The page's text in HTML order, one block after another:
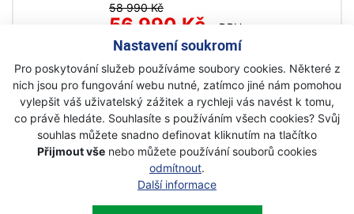
Nastavení soukromí
Pro poskytování služeb používáme soubory cookies. Některé z
nich jsou pro fungování webu nutné, zatímco jiné nám pomohou
vylepšit váš uživatelský zážitek a rychleji vás navést k tomu,
co právě hledáte. Souhlasíte s používáním všech cookies? Svůj
souhlas můžete snadno definovat kliknutím na tlačítko
Přijmout vše nebo můžete používání souborů cookies
odmítnout.
Další informace
58 990 Kč
56 990 Kč s DPH
Stiga ESTATE 598 zahradní traktor
Skladem
68 990 Kč s DPH
Stiga Estate 9102 W zahradní
traktor